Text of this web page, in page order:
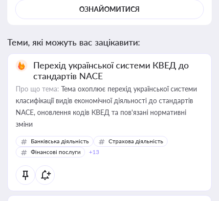
ОЗНАЙОМИТИСЯ
Теми, які можуть вас зацікавити:
Перехід української системи КВЕД до
стандартів NACE
Про що тема: Тема охоплює перехід української системи
класифікації видів економічної діяльності до стандартів
NACE, оновлення кодів КВЕД та пов'язані нормативні
зміни
Банківська діяльність
Страхова діяльність
Фінансові послуги
+13